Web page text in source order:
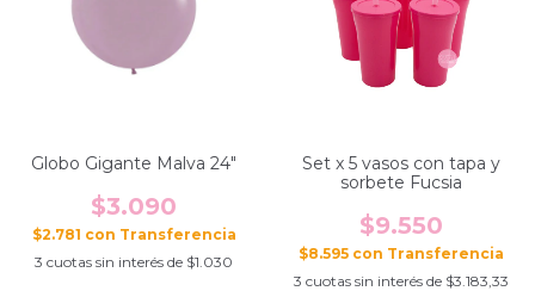
Globo Gigante Malva 24"
$3.090
$2.781 con
3 cuotas sin interés de $1.030
Set x 5 vasos con tapa y
sorbete Fucsia
$9.550
$8.595 con
3 cuotas sin interés de $3.183,33